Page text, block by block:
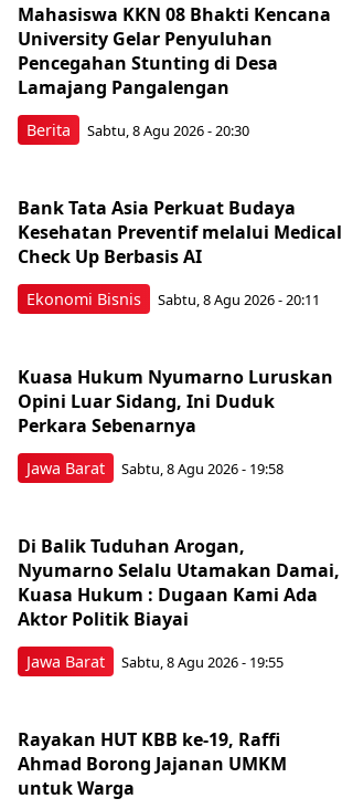
Berita
Mahasiswa KKN 08 Bhakti Kencana
University Gelar Penyuluhan
Pencegahan Stunting di Desa
Lamajang Pangalengan
Sabtu, 8 Agu 2026 - 20:30
Ekonomi Bisnis
Bank Tata Asia Perkuat Budaya
Kesehatan Preventif melalui Medical
Check Up Berbasis AI
Sabtu, 8 Agu 2026 - 20:11
Jawa Barat
Kuasa Hukum Nyumarno Luruskan
Opini Luar Sidang, Ini Duduk
Perkara Sebenarnya ​
Sabtu, 8 Agu 2026 - 19:58
Jawa Barat
Di Balik Tuduhan Arogan,
Nyumarno Selalu Utamakan Damai,
Kuasa Hukum : Dugaan Kami Ada
Aktor Politik Biayai
Sabtu, 8 Agu 2026 - 19:55
Rayakan HUT KBB ke-19, Raffi
Ahmad Borong Jajanan UMKM
untuk Warga